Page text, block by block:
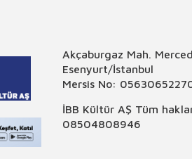
Akçaburgaz Mah.
Esenyurt/İstanbul
Mersis No:
İBB Kültür AŞ Tüm
08504808946